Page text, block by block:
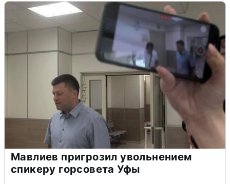
Мавлиев пригрозил увольнением
спикеру горсовета Уфы